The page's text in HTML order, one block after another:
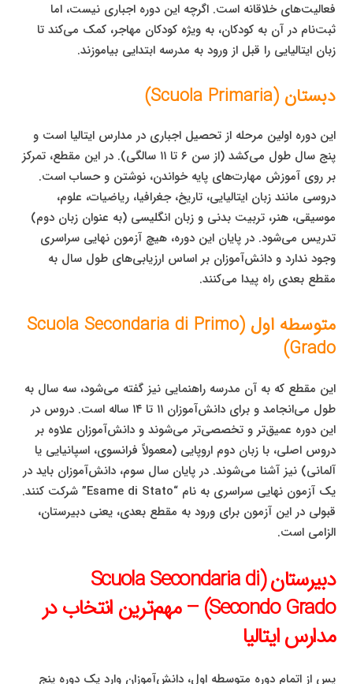
فعالیت‌های خلاقانه است. اگرچه این دوره اجباری نیست، اما
ثبت‌نام در آن به کودکان، به ویژه کودکان مهاجر، کمک می‌کند تا
زبان ایتالیایی را قبل از ورود به مدرسه ابتدایی بیاموزند.
دبستان (Scuola Primaria)
این دوره اولین مرحله از تحصیل اجباری در مدارس ایتالیا است و
پنج سال طول می‌کشد (از سن ۶ تا ۱۱ سالگی). در این مقطع، تمرکز
بر روی آموزش مهارت‌های پایه خواندن، نوشتن و حساب است.
دروسی مانند زبان ایتالیایی، تاریخ، جغرافیا، ریاضیات، علوم،
موسیقی، هنر، تربیت بدنی و زبان انگلیسی (به عنوان زبان دوم)
تدریس می‌شود. در پایان این دوره، هیچ آزمون نهایی سراسری
وجود ندارد و دانش‌آموزان بر اساس ارزیابی‌های طول سال به
مقطع بعدی راه پیدا می‌کنند.
متوسطه اول (Scuola Secondaria di Primo
Grado)
این مقطع که به آن مدرسه راهنمایی نیز گفته می‌شود، سه سال به
طول می‌انجامد و برای دانش‌آموزان ۱۱ تا ۱۴ ساله است. دروس در
این دوره عمیق‌تر و تخصصی‌تر می‌شوند و دانش‌آموزان علاوه بر
دروس اصلی، با زبان دوم اروپایی (معمولاً فرانسوی، اسپانیایی یا
آلمانی) نیز آشنا می‌شوند. در پایان سال سوم، دانش‌آموزان باید در
یک آزمون نهایی سراسری به نام “Esame di Stato” شرکت کنند.
قبولی در این آزمون برای ورود به مقطع بعدی، یعنی دبیرستان،
الزامی است.
دبیرستان (Scuola Secondaria di
Secondo Grado) – مهم‌ترین انتخاب در
مدارس ایتالیا
پس از اتمام دوره متوسطه اول، دانش‌آموزان وارد یک دوره پنج